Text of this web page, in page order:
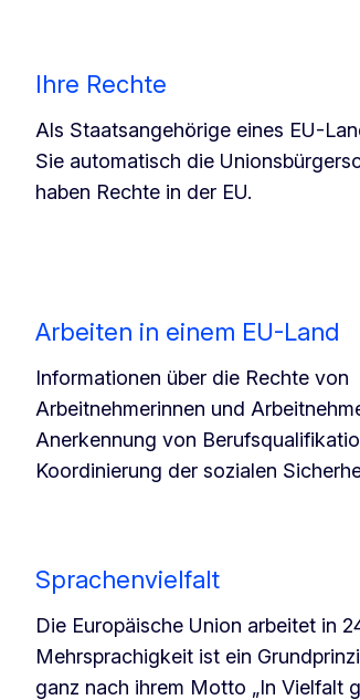
Ihre Rechte
Als Staatsangehörige eines EU-
Sie automatisch die
haben Rechte in der EU.
Arbeiten in einem EU-Land
Informationen über die Rechte von
Arbeitnehmerinnen und
Anerkennung von
Koordinierung der sozialen
Sprachenvielfalt
Die Europäische Union arbeitet in
Mehrsprachigkeit ist ein
ganz nach ihrem Motto „In Vielfalt